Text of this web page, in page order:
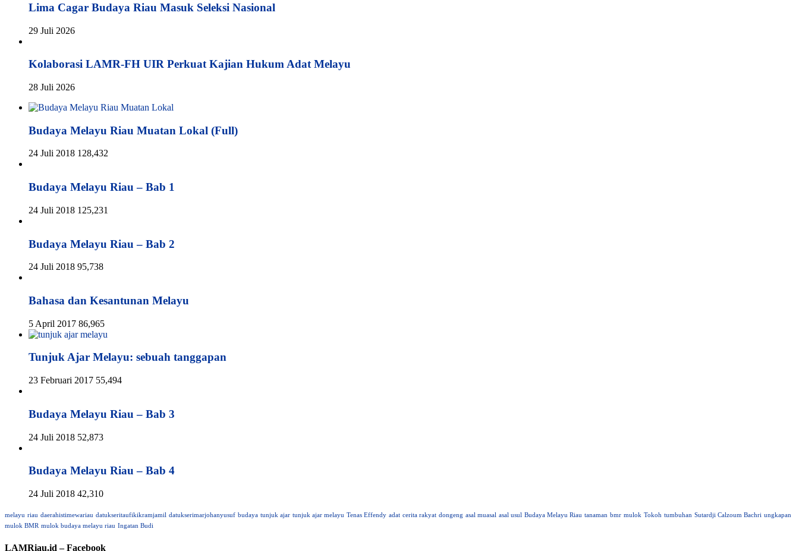
Lima Cagar Budaya Riau Masuk Seleksi Nasional
29 Juli 2026
Kolaborasi LAMR-FH UIR Perkuat Kajian Hukum Adat Melayu
28 Juli 2026
Budaya Melayu Riau Muatan Lokal (Full)
24 Juli 2018 128,432
Budaya Melayu Riau – Bab 1
24 Juli 2018 125,231
Budaya Melayu Riau – Bab 2
24 Juli 2018 95,738
Bahasa dan Kesantunan Melayu
5 April 2017 86,965
Tunjuk Ajar Melayu: sebuah tanggapan
23 Februari 2017 55,494
Budaya Melayu Riau – Bab 3
24 Juli 2018 52,873
Budaya Melayu Riau – Bab 4
24 Juli 2018 42,310
melayu riau daerahistimewariau datukseritaufikikramjamil datukserimarjohanyusuf budaya tunjuk ajar tunjuk ajar melayu Tenas Effendy adat cerita rakyat dongeng asal muasal asal usul Budaya Melayu Riau tanaman bmr mulok Tokoh tumbuhan Sutardji Calzoum Bachri ungkapan
mulok BMR mulok budaya melayu riau Ingatan Budi
LAMRiau.id – Facebook